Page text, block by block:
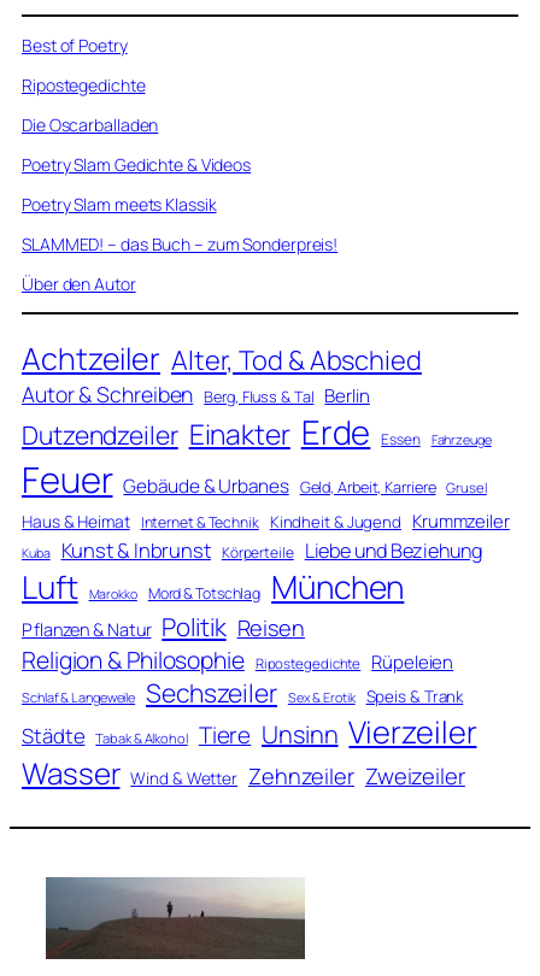
Best of Poetry
Ripostegedichte
Die Oscarballaden
Poetry Slam Gedichte & Videos
Poetry Slam meets Klassik
SLAMMED! – das Buch – zum Sonderpreis!
Über den Autor
Achtzeiler Alter, Tod & Abschied
Autor & Schreiben Berg, Fluss & Tal Berlin
Dutzendzeiler Einakter Erde Essen Fahrzeuge
Feuer Gebäude & Urbanes Geld, Arbeit, Karriere Grusel
Haus & Heimat Internet & Technik Kindheit & Jugend Krummzeiler
Kuba Kunst & Inbrunst Körperteile Liebe und Beziehung
Luft Marokko Mord & Totschlag München
Pflanzen & Natur Politik Reisen
Religion & Philosophie Ripostegedichte Rüpeleien
Schlaf & Langeweile Sechszeiler Sex & Erotik Speis & Trank
Städte Tabak & Alkohol Tiere Unsinn Vierzeiler
Wasser Wind & Wetter Zehnzeiler Zweizeiler